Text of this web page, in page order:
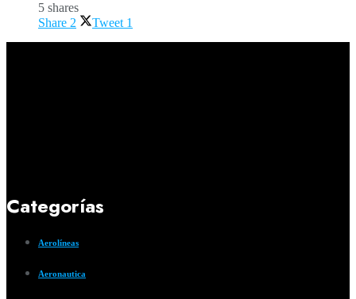
5 shares
Share 2 Tweet 1
Categorías
Aerolíneas
Aeronautica